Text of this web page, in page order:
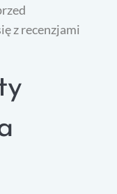
z recenzjami